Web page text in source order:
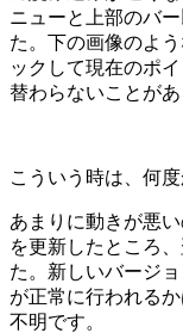
ニューと上部のバ
た。下の画像のよ
ックして現在のポ
替わらないことがあ
こういう時は、何
あまりに動きが悪
を更新したところ
た。新しいバージ
が正常に行われる
不明です。